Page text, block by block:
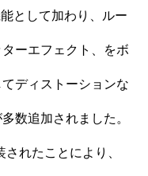
として加わり、ルー
ーエフェクト、をボ
ディストーションな
数追加されました。
れたことにより、